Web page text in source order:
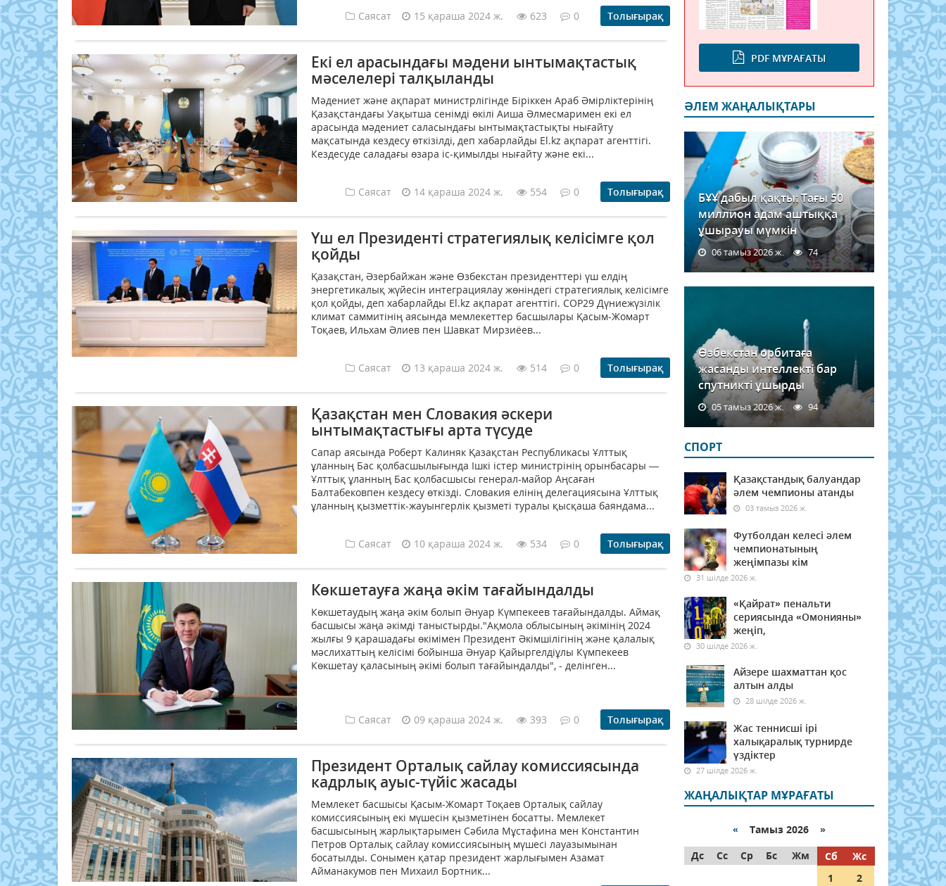
Саясат 15 қараша 2024 ж. 623 0 Толығырақ
Екі ел арасындағы мәдени ынтымақтастық
мәселелері талқыланды
Мәдениет және ақпарат министрлігінде Біріккен Араб Әмірліктерінің
Қазақстандағы Уақытша сенімді өкілі Аиша Әлмесмаримен екі ел
арасында мәдениет саласындағы ынтымақтастықты нығайту
мақсатында кездесу өткізілді, деп хабарлайды El.kz ақпарат агенттігі.
Кездесуде саладағы өзара іс-қимылды нығайту және екі...
Саясат 14 қараша 2024 ж. 554 0 Толығырақ
Үш ел Президенті стратегиялық келісімге қол
қойды
Қазақстан, Әзербайжан және Өзбекстан президенттері үш елдің
энергетикалық жүйесін интеграциялау жөніндегі стратегиялық келісімге
қол қойды, деп хабарлайды El.kz ақпарат агенттігі. СOP29 Дүниежүзілік
климат саммитінің аясында мемлекеттер басшылары Қасым-Жомарт
Тоқаев, Ильхам Әлиев пен Шавкат Мирзиёев...
Саясат 13 қараша 2024 ж. 514 0 Толығырақ
Қазақстан мен Словакия әскери
ынтымақтастығы арта түсуде
Сапар аясында Роберт Калиняк Қазақстан Республикасы Ұлттық
ұланның Бас қолбасшылығында Ішкі істер министрінің орынбасары —
Ұлттық ұланның Бас қолбасшысы генерал-майор Аңсаған
Балтабековпен кездесу өткізді. Словакия елінің делегациясына Ұлттық
ұланның қызметтік-жауынгерлік қызметі туралы қысқаша баяндама...
Саясат 10 қараша 2024 ж. 534 0 Толығырақ
Көкшетауға жаңа әкім тағайындалды
Көкшетаудың жаңа әкім болып Әнуар Күмпекеев тағайындалды. Аймақ
басшысы жаңа әкімді таныстырды."Ақмола облысының әкімінің 2024
жылғы 9 қарашадағы өкімімен Президент Әкімшілігінің және қалалық
мәслихаттың келісімі бойынша Әнуар Қайыргелдіұлы Күмпекеев
Көкшетау қаласының әкімі болып тағайындалды", - делінген...
Саясат 09 қараша 2024 ж. 393 0 Толығырақ
Президент Орталық сайлау комиссиясында
кадрлық ауыс-түйіс жасады
Мемлекет басшысы Қасым-Жомарт Тоқаев Орталық сайлау
комиссиясының екі мүшесін қызметінен босатты. Мемлекет
басшысының жарлықтарымен Сәбила Мұстафина мен Константин
Петров Орталық сайлау комиссиясының мүшесі лауазымынан
босатылды. Сонымен қатар президент жарлығымен Азамат
Айманакумов пен Михаил Бортник...
PDF МҰРАҒАТЫ
ӘЛЕМ ЖАҢАЛЫҚТАРЫ
БҰҰ дабыл қақты: Тағы 50
миллион адам аштыққа
ұшырауы мүмкін
06 тамыз 2026 ж. 74
Өзбекстан орбитаға
жасанды интеллекті бар
спутникті ұшырды
05 тамыз 2026 ж. 94
СПОРТ
Қазақстандық балуандар
әлем чемпионы атанды
03 тамыз 2026 ж.
Футболдан келесі әлем
чемпионатының
жеңімпазы кім
31 шілде 2026 ж.
«Қайрат» пенальти
сериясында «Омонияны»
жеңіп,
30 шілде 2026 ж.
Айзере шахматтан қос
алтын алды
28 шілде 2026 ж.
Жас теннисші ірі
халықаралық турнирде
үздіктер
27 шілде 2026 ж.
ЖАҢАЛЫҚТАР МҰРАҒАТЫ
« Тамыз 2026 »
Дс
Сс Ср Бс Жм Сб
Жс
1
2